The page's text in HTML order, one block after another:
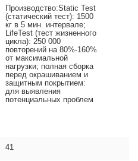
Производство:Static Test
(статический тест): 1500
кг в 5 мин. интервале;
LifeTest (тест жизненного
цикла): 250 000
повторений на 80%-160%
от максимальной
нагрузки; полная сборка
перед окрашиванием и
защитным покрытием:
для выявления
потенциальных проблем
41